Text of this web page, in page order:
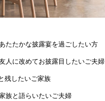
たたかな披露宴を過ごしたい方
人に改めてお披露目したいご夫婦
残したいご家族
族と語らいたいご夫婦